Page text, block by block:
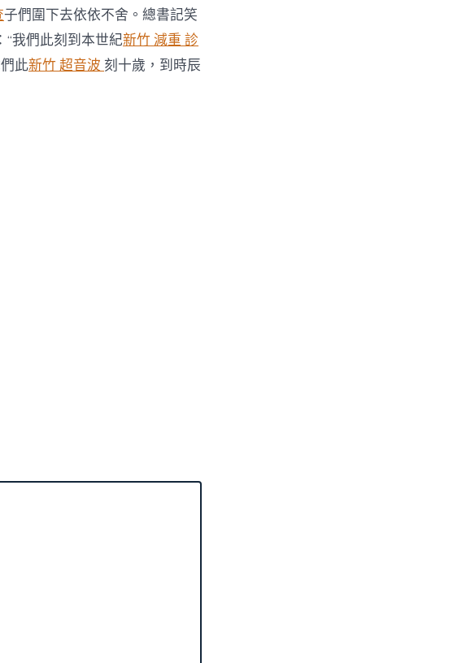
子們圍下去依依不舍。總書記笑
：“我們此刻到本世紀新竹 減重 診
此新竹 超音波 刻十歲，到時辰